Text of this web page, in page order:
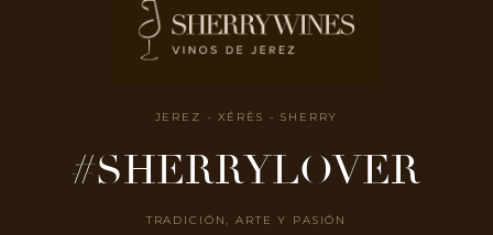
JEREZ - XÉRÈS - SHERRY
#SHERRYLOVER
TRADICIÓN, ARTE Y PASIÓN